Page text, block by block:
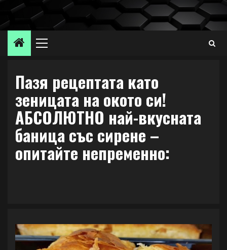
Skip
content
Primary
Пазя рецептата като
зеницата на окото си!
АБСОЛЮТНО най-вкусната
баница със сирене –
опитайте непременно: